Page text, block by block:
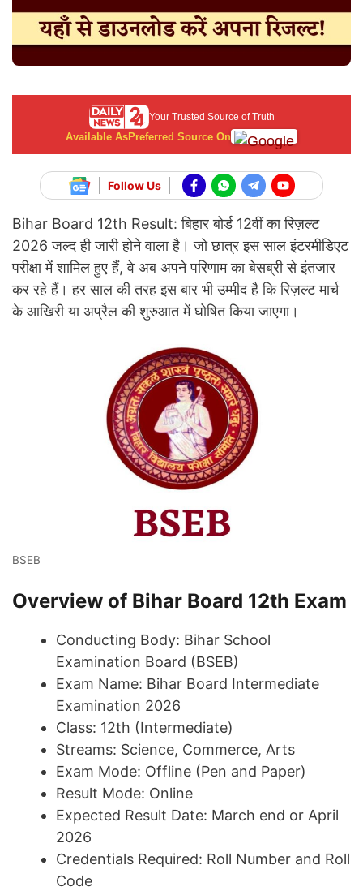
Your Trusted Source of Truth
Available AsPreferred Source On
Follow Us
Bihar Board 12th Result: बिहार बोर्ड 12वीं का रिज़ल्ट
2026 जल्द ही जारी होने वाला है। जो छात्र इस साल इंटरमीडिएट
परीक्षा में शामिल हुए हैं, वे अब अपने परिणाम का बेसब्री से इंतजार
कर रहे हैं। हर साल की तरह इस बार भी उम्मीद है कि रिज़ल्ट मार्च
के आखिरी या अप्रैल की शुरुआत में घोषित किया जाएगा।
BSEB
Overview of Bihar Board 12th Exam
Conducting Body: Bihar School
Examination Board (BSEB)
Exam Name: Bihar Board Intermediate
Examination 2026
Class: 12th (Intermediate)
Streams: Science, Commerce, Arts
Exam Mode: Offline (Pen and Paper)
Result Mode: Online
Expected Result Date: March end or April
2026
Credentials Required: Roll Number and Roll
Code